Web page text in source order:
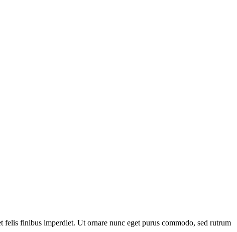
finibus imperdiet. Ut ornare nunc eget purus commodo, sed rutrum